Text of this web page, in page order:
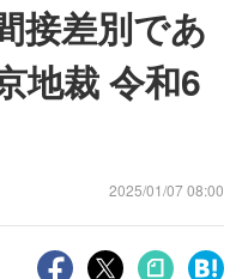
接差別であ
地裁 令和6
2025/01/07 08:00